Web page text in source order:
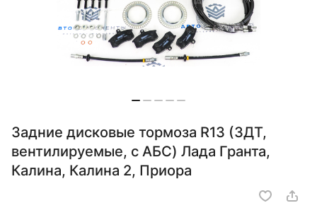
Задние дисковые тормоза R13 (ЗДТ,
вентилируемые, c АБС) Лада Гранта,
Калина, Калина 2, Приора